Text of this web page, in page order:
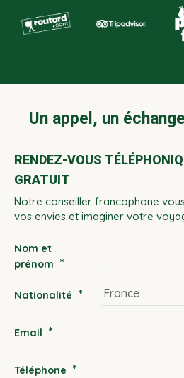
Un appel, un
RENDEZ-VOUS
GRATUIT
Notre conseiller francophone
vos envies et imaginer votre
Nom et
prénom *
Nationalité *
Email *
Téléphone *